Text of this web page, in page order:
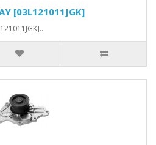
[03L121011JGK]